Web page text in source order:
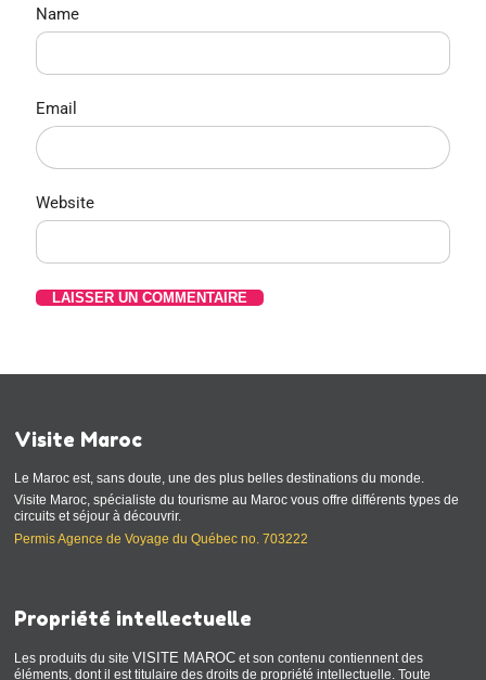
Name
Email
Website
Visite Maroc
Le Maroc est, sans doute, une des plus belles destinations du monde.
Visite Maroc, spécialiste du tourisme au Maroc vous offre différents types de
circuits et séjour à découvrir.
Permis Agence de Voyage du Québec no. 703222
Propriété intellectuelle
Les produits du siteVISITE MAROC et son contenu contiennent des
éléments, dont il est titulaire des droits de propriété intellectuelle. Toute